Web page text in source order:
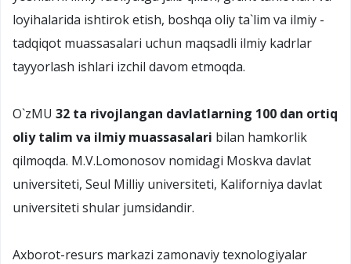
loyihalarida ishtirok etish, boshqa oliy ta`lim va ilmiy -
tadqiqot muassasalari uchun maqsadli ilmiy kadrlar
tayyorlash ishlari izchil davom etmoqda.
O`zMU 32 ta rivojlangan davlatlarning 100 dan ortiq
oliy talim va ilmiy muassasalari bilan hamkorlik
qilmoqda. M.V.Lomonosov nomidagi Moskva davlat
universiteti, Seul Milliy universiteti, Kaliforniya davlat
universiteti shular jumsidandir.
Axborot-resurs markazi zamonaviy texnologiyalar